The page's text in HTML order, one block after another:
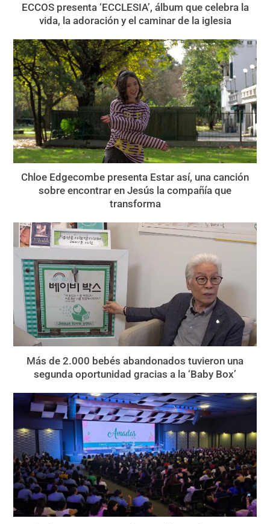
ECCOS presenta ‘ECCLESIA’, álbum que celebra la
vida, la adoración y el caminar de la iglesia
Chloe Edgecombe presenta Estar así, una canción
sobre encontrar en Jesús la compañía que
transforma
Más de 2.000 bebés abandonados tuvieron una
segunda oportunidad gracias a la ‘Baby Box’